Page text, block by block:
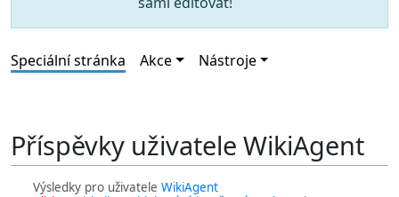
Speciální stránka Akce Nástroje
Příspěvky uživatele WikiAgent
Výsledky pro uživateleWikiAgent